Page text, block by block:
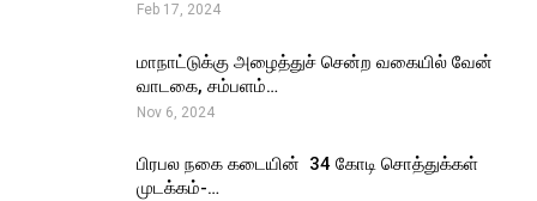
Feb 17, 2024
மாநாட்டுக்கு அழைத்துச் சென்ற வகையில் வேன்
வாடகை, சம்பளம்…
Nov 6, 2024
பிரபல நகை கடையின் ₹ 34 கோடி சொத்துக்கள்
முடக்கம்-…